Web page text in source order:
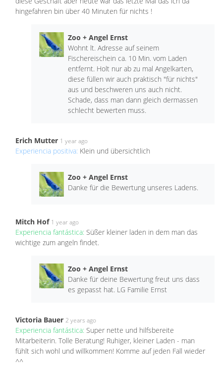
hingefahren bin über 40 Minuten für nichts !
Zoo + Angel Ernst
Wohnt lt. Adresse auf seinem
Fischereischein ca. 10 Min. vom Laden
entfernt. Holt nur ab zu mal Angelkarten,
diese füllen wir auch praktisch "für nichts"
aus und beschweren uns auch nicht.
Schade, dass man dann gleich dermassen
schlecht bewerten muss.
Erich Mutter 1 year ago
Experiencia positiva: Klein und übersichtlich
Zoo + Angel Ernst
Danke für die Bewertung unseres Ladens.
Mitch Hof 1 year ago
Experiencia fantástica: Süßer kleiner laden in dem man das
wichtige zum angeln findet.
Zoo + Angel Ernst
Danke für deine Bewertung freut uns dass
es gepasst hat. LG Familie Ernst
Victoria Bauer 2 years ago
Experiencia fantástica: Super nette und hilfsbereite
Mitarbeiterin. Tolle Beratung! Ruhiger, kleiner Laden - man
fühlt sich wohl und willkommen! Komme auf jeden Fall wieder
^^